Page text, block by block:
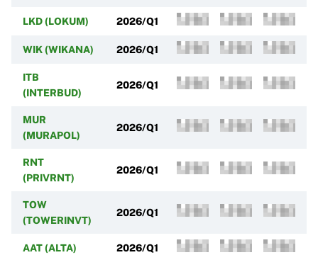
LKD (LOKUM) 2026/Q1
WIK (WIKANA) 2026/Q1
ITB
(INTERBUD)
2026/Q1
MUR
(MURAPOL)
2026/Q1
RNT
(PRIVRNT)
2026/Q1
TOW
(TOWERINVT)
2026/Q1
AAT (ALTA) 2026/Q1